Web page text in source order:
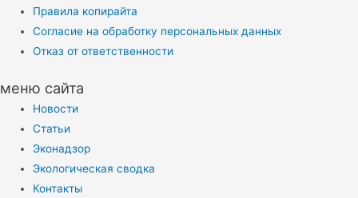
Правила копирайта
Согласие на обработку персональных данных
Отказ от ответственности
меню сайта
Новости
Статьи
Эконадзор
Экологическая сводка
Контакты